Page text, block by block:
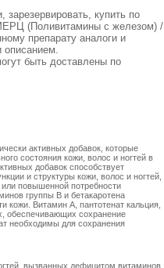
купить по
(Поливитамины с железом) /
препарату аналоги и
описанием.
быть доставлены по
активных добавок, которые
состояния кожи, волос и ногтей в
добавок способствует
и структуры кожи, волос и ногтей,
повышенной потребности
группы В и бетакаротена
кожи. Витамин А, пантотенат кальция,
обеспечивающих сохранение
необходимы для сохранения
вызванных дефицитом витаминов